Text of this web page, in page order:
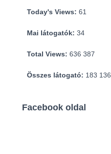
Today's Views: 61
Mai látogatók: 34
Total Views: 636 387
Összes látogató: 183 136
Facebook oldal